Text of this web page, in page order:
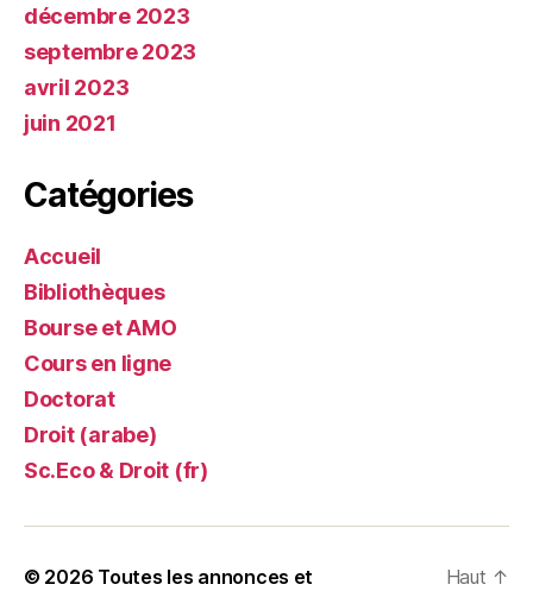
décembre 2023
septembre 2023
avril 2023
juin 2021
Catégories
Accueil
Bibliothèques
Bourse et AMO
Cours en ligne
Doctorat
Droit (arabe)
Sc.Eco & Droit (fr)
© 2026 Toutes les annonces et
Haut ↑